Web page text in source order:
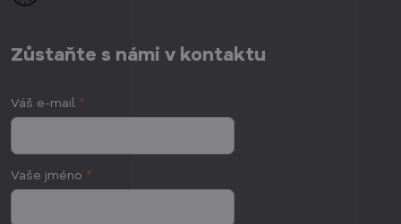
Zůstaňte s námi v kontaktu
Váš e-mail *
Vaše jméno *